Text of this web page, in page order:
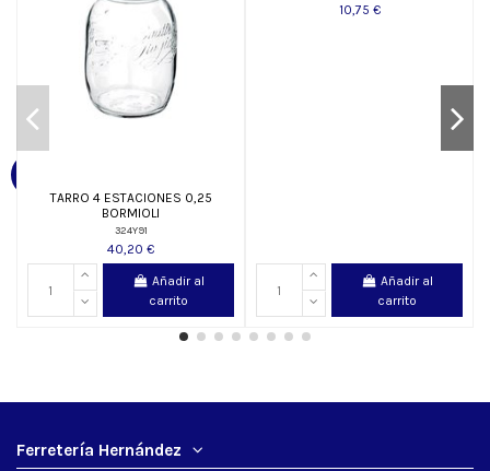
TARRO 4 ESTACIONES 0,25
BORMIOLI
324Y91
40,20 €
Añadir al
carrito
10,75 €
Añadir al
carrito
Ferretería Hernández